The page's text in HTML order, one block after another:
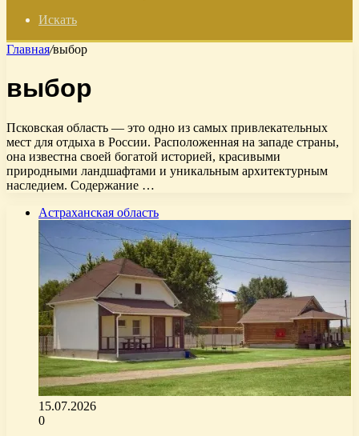
Искать
Главная/выбор
выбор
Псковская область — это одно из самых привлекательных
мест для отдыха в России. Расположенная на западе страны,
она известна своей богатой историей, красивыми
природными ландшафтами и уникальным архитектурным
наследием. Содержание …
Астраханская область
15.07.2026
0